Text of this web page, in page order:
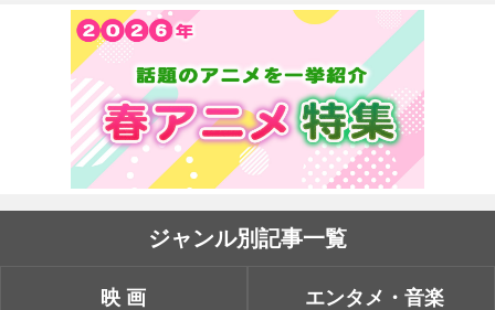
ジャンル別記事一覧
映画 エンタメ・音楽